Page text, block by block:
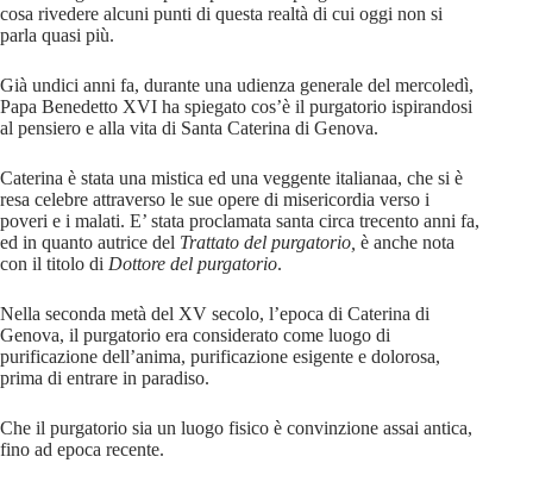
cosa rivedere alcuni punti di questa realtà di cui oggi non si
parla quasi più.
Già undici anni fa, durante una udienza generale del mercoledì,
Papa Benedetto XVI ha spiegato cos’è il purgatorio ispirandosi
al pensiero e alla vita di Santa Caterina di Genova.
Caterina è stata una mistica ed una veggente italianaa, che si è
resa celebre attraverso le sue opere di misericordia verso i
poveri e i malati. E’ stata proclamata santa circa trecento anni fa,
ed in quanto autrice del Trattato del purgatorio, è anche nota
con il titolo di Dottore del purgatorio.
Nella seconda metà del XV secolo, l’epoca di Caterina di
Genova, il purgatorio era considerato come luogo di
purificazione dell’anima, purificazione esigente e dolorosa,
prima di entrare in paradiso.
Che il purgatorio sia un luogo fisico è convinzione assai antica,
fino ad epoca recente.